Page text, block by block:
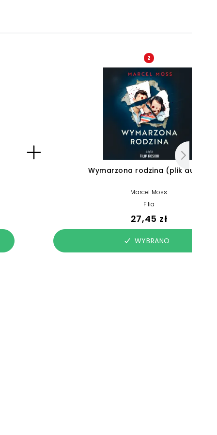
2
Wymarzona rodzina (plik audio)
Marcel Moss
Filia
27,45 zł
WYBRANO